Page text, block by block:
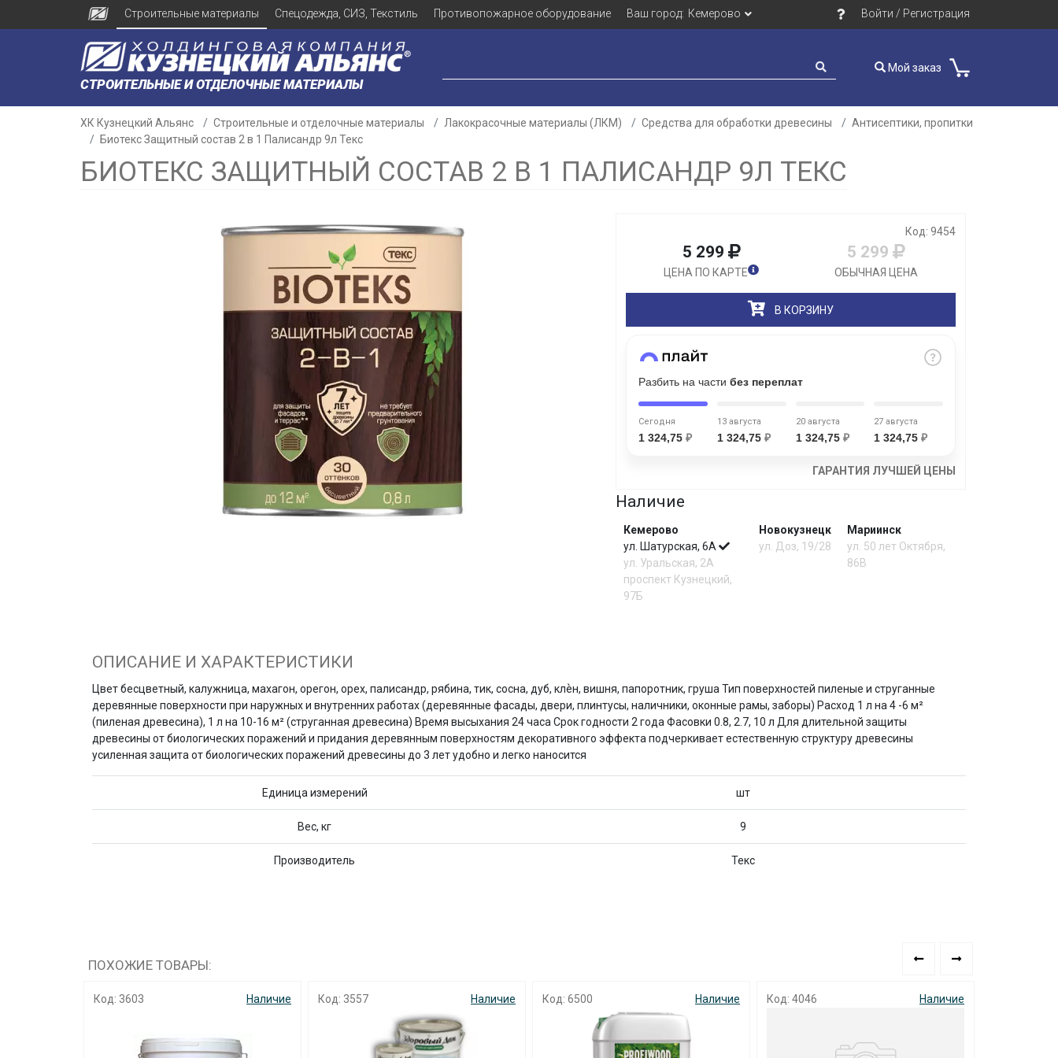
Строительные материалы Спецодежда, СИЗ, Текстиль Противопожарное оборудование Ваш город: Кемерово Войти / Регистрация
СТРОИТЕЛЬНЫЕ И ОТДЕЛОЧНЫЕ МАТЕРИАЛЫ
Мой заказ
ХК Кузнецкий Альянс Строительные и отделочные материалы Лакокрасочные материалы (ЛКМ) Средства для обработки древесины
Антисептики, пропитки
Биотекс Защитный состав 2 в 1 Палисандр 9л Текс
БИОТЕКС ЗАЩИТНЫЙ СОСТАВ 2 В 1 ПАЛИСАНДР 9Л ТЕКС
Код: 9454
5 299
ЦЕНА ПО КАРТЕ
5 299
ОБЫЧНАЯ ЦЕНА
В КОРЗИНУ
Разбить на части без переплат
Сегодня
1 324,75 ₽
13 августа
1 324,75 ₽
20 августа
1 324,75 ₽
27 августа
1 324,75₽
ГАРАНТИЯ ЛУЧШЕЙ ЦЕНЫ
Наличие
Кемерово
ул. Шатурская, 6А
ул. Уральская, 2А
проспект Кузнецкий,
97Б
Новокузнецк
ул. Доз, 19/28
Мариинск
ул. 50 лет Октября,
86В
ОПИСАНИЕ И ХАРАКТЕРИСТИКИ
Цвет бесцветный, калужница, махагон, орегон, орех, палисандр, рябина, тик, сосна, дуб, клѐн, вишня, папоротник, груша Тип поверхностей пиленые и струганные
деревянные поверхности при наружных и внутренних работах (деревянные фасады, двери, плинтусы, наличники, оконные рамы, заборы) Расход 1 л на 4 -6 м²
(пиленая древесина), 1 л на 10-16 м² (струганная древесина) Время высыхания 24 часа Срок годности 2 года Фасовки 0.8, 2.7, 10 л Для длительной защиты
древесины от биологических поражений и придания деревянным поверхностям декоративного эффекта подчеркивает естественную структуру древесины
усиленная защита от биологических поражений древесины до 3 лет удобно и легко наносится
Единица измерений шт
Вес, кг 9
Производитель Текс
ПОХОЖИЕ ТОВАРЫ:
Код: 3603 Наличие Код: 3557 Наличие Код: 6500 Наличие Код: 4046 Наличие
Разбейте
на части
График платежей
Сегодня
25%
Добавляйте товары
Оставшиеся75% будутсписываться
с вашей картыпо25%каждые 2 недели
Подробнееоб оплате Плайтом